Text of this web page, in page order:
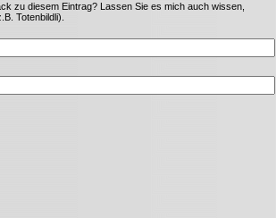
zu diesem Eintrag? Lassen Sie es mich auch wissen,
Totenbildli).